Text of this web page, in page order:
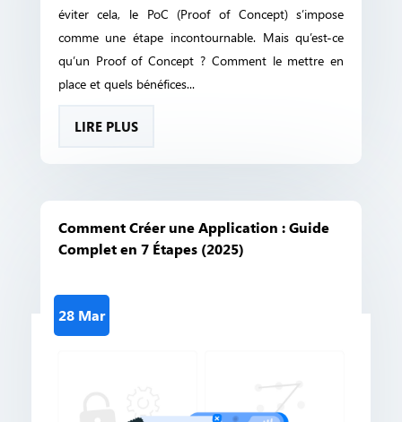
éviter cela, le PoC (Proof of Concept) s’impose
comme une étape incontournable. Mais qu’est-ce
qu’un Proof of Concept ? Comment le mettre en
place et quels bénéfices...
LIRE PLUS
Comment Créer une Application : Guide
Complet en 7 Étapes (2025)
28 Mar